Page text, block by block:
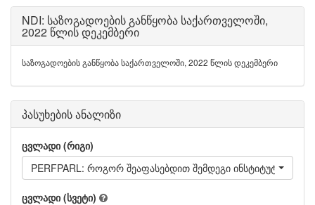
NDI: საზოგადოების განწყობა საქართველოში,
2022 წლის დეკემბერი
საზოგადოების განწყობა საქართველოში, 2022 წლის დეკემბერი
პასუხების ანალიზი
ცვლადი (რიგი)
PERFPARL: როგორ შეაფასებდით შემდეგი
ცვლადი (სვეტი)